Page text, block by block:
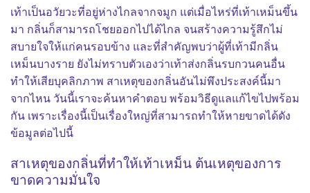
เท้าเป็นอวัยวะที่อยู่ห่างไกลจากจมูก แต่เมื่อไหร่ที่เท้าเหม็นขึ้น
มา กลิ่นก็สามารถโชยออกไปได้ไกล จนสร้างความรู้สึกไม่
สบายใจให้แก่คนรอบข้าง และที่สำคัญพบว่าผู้ที่เท้ามีกลิ่น
เหม็นบางราย ยังไม่ทราบตัวเองว่าเท้าส่งกลิ่นรบกวนคนอื่น
ทำให้เสียบุคลิกภาพ สาเหตุของกลิ่นอันไม่พึงประสงค์นี้มา
จากไหน วันนี้เราจะค้นหาคำตอบ พร้อมวิธีดูแลแก้ไขไปพร้อม
กัน เพราะเรื่องนี้เป็นเรื่องใหญ่ที่สามารถทำให้หายขาดได้ดัง
ข้อมูลต่อไปนี้
สาเหตุของกลิ่นที่ทำให้เท้าเหม็น ต้นเหตุของการ
ขาดความมั่นใจ